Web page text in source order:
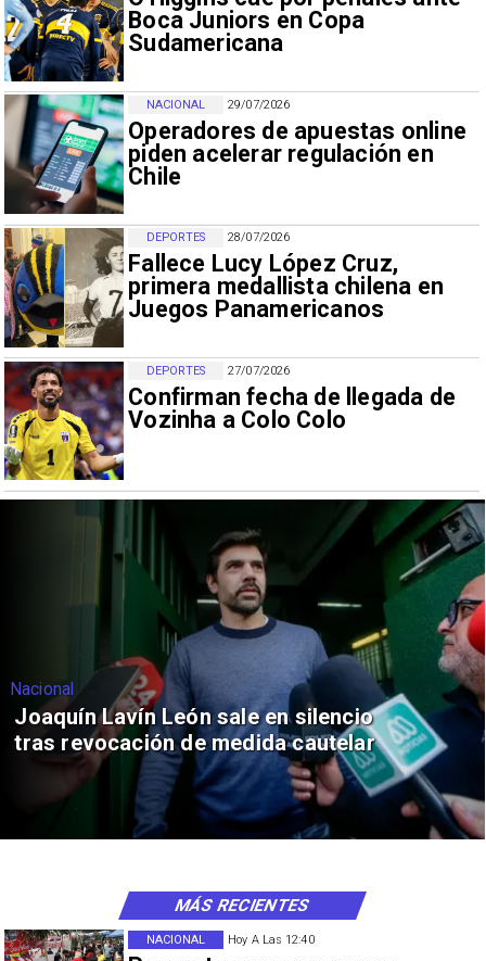
Boca Juniors en Copa
Sudamericana
29/07/2026
Operadores de apuestas online
piden acelerar regulación en
Chile
NACIONAL
28/07/2026
Fallece Lucy López Cruz,
primera medallista chilena en
Juegos Panamericanos
DEPORTES
27/07/2026
Confirman fecha de llegada de
Vozinha a Colo Colo
DEPORTES
Nacional
Joaquín Lavín León sale en silencio
tras revocación de medida cautelar
Hoy A Las 12:40
NACIONAL
MÁS RECIENTES